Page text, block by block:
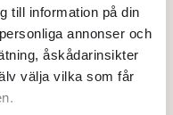
till information på din
annonser och
åskådarinsikter
välja vilka som får
oroar sig